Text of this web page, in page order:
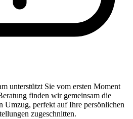
unterstützt Sie vom ersten Moment
finden wir gemeinsam die
Umzug, perfekt auf Ihre persönlichen
zugeschnitten.